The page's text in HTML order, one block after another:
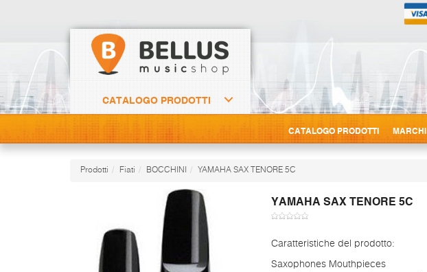
CATALOGO PRODOTTI
CATALOGO PRODOTTI MARCHI
Prodotti Fiati BOCCHINI YAMAHA SAX TENORE 5C
YAMAHA SAX TENORE 5C
Caratteristiche del prodotto:
Saxophones Mouthpieces